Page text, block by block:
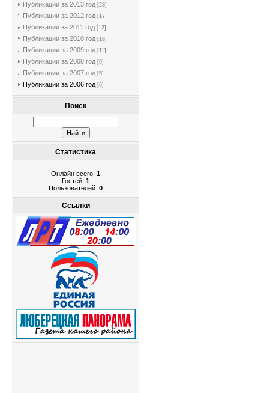
Публикации за 2013 год [23]
Публикации за 2012 год [17]
Публикации за 2011 год [12]
Публикации за 2010 год [18]
Публикации за 2009 год [11]
Публикации за 2008 год [9]
Публикации за 2007 год [5]
Публикации за 2006 год [6]
Поиск
Статистика
Онлайн всего: 1
Гостей: 1
Пользователей: 0
Ссылки